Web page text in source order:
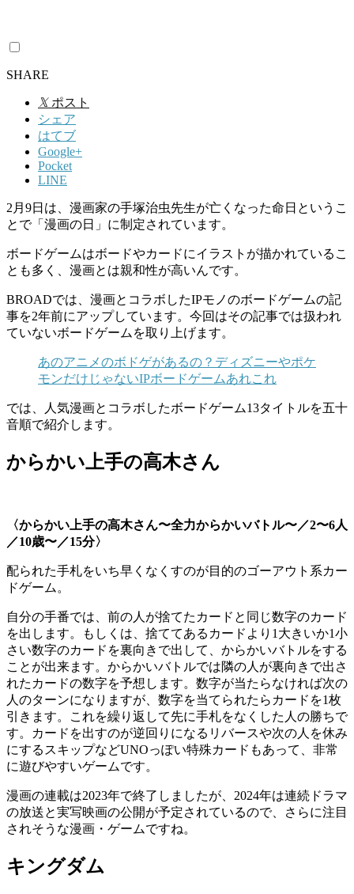
SHARE
𝕏 ポスト
シェア
はてブ
Google+
Pocket
LINE
2月9日は、漫画家の手塚治虫先生が亡くなった命日というこ
とで「漫画の日」に制定されています。
ボードゲームはボードやカードにイラストが描かれているこ
とも多く、漫画とは親和性が高いんです。
BROADでは、漫画とコラボしたIPモノのボードゲームの記
事を2年前にアップしています。今回はその記事では扱われ
ていないボードゲームを取り上げます。
あのアニメのボドゲがあるの？ディズニーやポケ
モンだけじゃないIPボードゲームあれこれ
では、人気漫画とコラボしたボードゲーム13タイトルを五十
音順で紹介します。
からかい上手の高木さん
〈からかい上手の高木さん〜全力からかいバトル〜／2〜6人
／10歳〜／15分〉
配られた手札をいち早くなくすのが目的のゴーアウト系カー
ドゲーム。
自分の手番では、前の人が捨てたカードと同じ数字のカード
を出します。もしくは、捨ててあるカードより1大きいか1小
さい数字のカードを裏向きで出して、からかいバトルをする
ことが出来ます。からかいバトルでは隣の人が裏向きで出さ
れたカードの数字を予想します。数字が当たらなければ次の
人のターンになりますが、数字を当てられたらカードを1枚
引きます。これを繰り返して先に手札をなくした人の勝ちで
す。カードを出すのが逆回りになるリバースや次の人を休み
にするスキップなどUNOっぽい特殊カードもあって、非常
に遊びやすいゲームです。
漫画の連載は2023年で終了しましたが、2024年は連続ドラマ
の放送と実写映画の公開が予定されているので、さらに注目
されそうな漫画・ゲームですね。
キングダム